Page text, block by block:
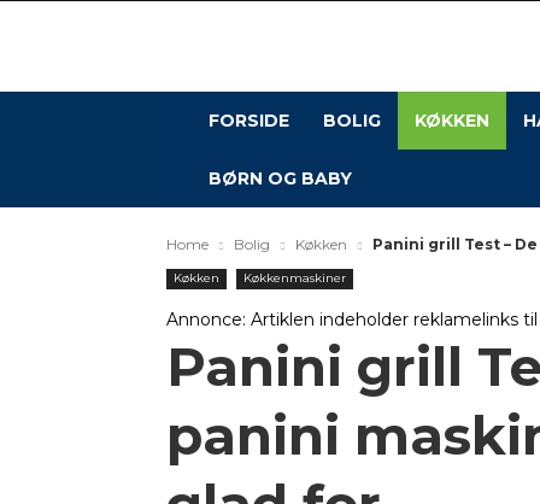
FORSIDE BOLIG KØKKEN
BØRN OG BABY
Home Bolig Køkken Panini grill Test –
Køkken Køkkenmaskiner
Annonce: Artiklen indeholder reklamelinks
Panini grill
panini